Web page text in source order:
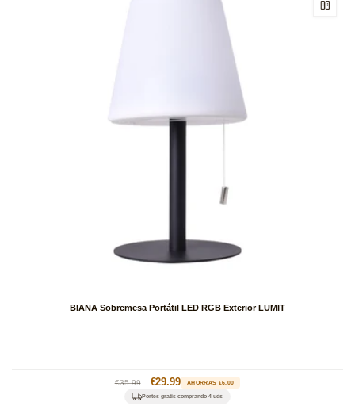
BIANA Sobremesa Portátil LED RGB Exterior LUMIT
Precio
habitual
€35.99
Precio
de
€29.99 AHORRAS €6.00
Portes gratis comprando 4 uds